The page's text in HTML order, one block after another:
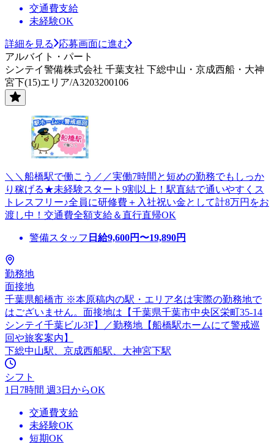
交通費支給
未経験OK
詳細を見る
応募画面に進む
アルバイト・パート
シンテイ警備株式会社 千葉支社 下総中山・京成西船・大神
宮下(15)エリア/A3203200106
＼＼船橋駅で働こう／／実働7時間と短めの勤務でもしっか
り稼げる★未経験スタート9割以上！駅直結で通いやすくス
トレスフリー♪全員に研修費＋入社祝い金として計8万円をお
渡し中！交通費全額支給＆直行直帰OK
警備スタッフ 日給9,600円〜19,890円
勤務地
面接地
千葉県船橋市 ※本原稿内の駅・エリア名は実際の勤務地で
はございません。面接地は【千葉県千葉市中央区栄町35-14
シンテイ千葉ビル3F】／勤務地【船橋駅ホームにて警戒巡
回や旅客案内】
下総中山駅、京成西船駅、大神宮下駅
シフト
1日7時間 週3日からOK
交通費支給
未経験OK
短期OK